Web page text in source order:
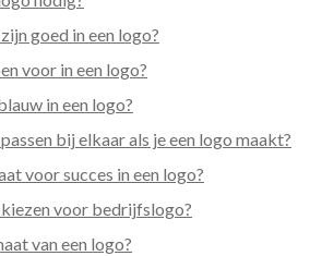
goed in een logo?
voor in een logo?
in een logo?
bij elkaar als je een logo maakt?
voor succes in een logo?
voor bedrijfslogo?
van een logo?